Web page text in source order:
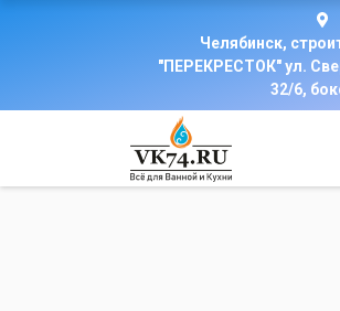
Челябинск,
"ПЕРЕКРЕСТОК" ул.
32/6,